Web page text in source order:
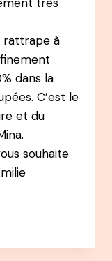
rattrape à
dans la
C’est le
et du
souhaite